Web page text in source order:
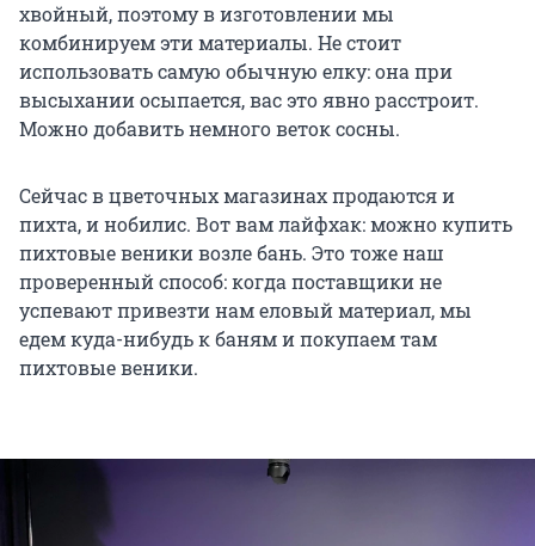
хвойный, поэтому в изготовлении мы
комбинируем эти материалы. Не стоит
использовать самую обычную елку: она при
высыхании осыпается, вас это явно расстроит.
Можно добавить немного веток сосны.
Сейчас в цветочных магазинах продаются и
пихта, и нобилис. Вот вам лайфхак: можно купить
пихтовые веники возле бань. Это тоже наш
проверенный способ: когда поставщики не
успевают привезти нам еловый материал, мы
едем куда-нибудь к баням и покупаем там
пихтовые веники.